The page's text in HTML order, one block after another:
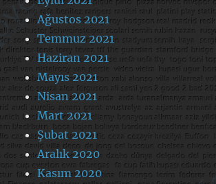
Ağustos 2021
Temmuz 2021
Haziran 2021
Mayıs 2021
Nisan 2021
Mart 2021
Şubat 2021
Aralık 2020
Kasım 2020